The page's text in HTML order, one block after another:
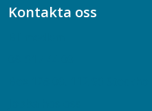
Kontakta oss